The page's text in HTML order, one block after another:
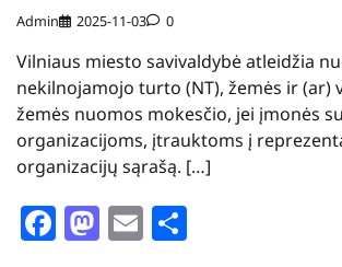
Admin 2025-11-03 0
Vilniaus miesto savivaldybė atleidžia
nekilnojamojo turto (NT), žemės ir (ar)
žemės nuomos mokesčio, jei įmonės
organizacijoms, įtrauktoms į
organizacijų sąrašą. […]
Facebook
Mastodon
Email